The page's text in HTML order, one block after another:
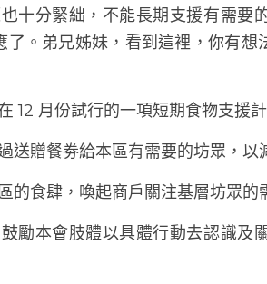
袋。眼前每一位領取者相信都有
疫情肆虐及經濟不景的雙重打擊
了。弟兄姊妹，看到這裡，你有想
12 月份試行的一項短期食物支援
送贈餐劵給本區有需要的坊眾，以
的食肆，喚起商戶關注基層坊眾的